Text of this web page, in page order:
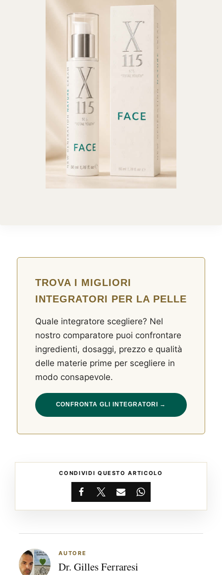
TROVA I MIGLIORI
INTEGRATORI PER LA PELLE
Quale integratore scegliere? Nel
nostro comparatore puoi confrontare
ingredienti, dosaggi, prezzo e qualità
delle materie prime per scegliere in
modo consapevole.
CONFRONTA GLI INTEGRATORI →
CONDIVIDI QUESTO ARTICOLO
Facebook
X EmailWhatsApp
AUTORE
Dr. Gilles Ferraresi